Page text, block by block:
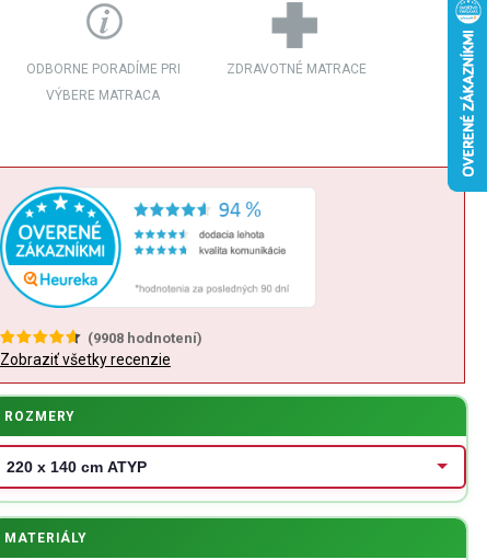
ODBORNE PORADÍME PRI
VÝBERE MATRACA
ZDRAVOTNÉ MATRACE
(9908hodnotení)
Zobraziť všetky recenzie
ROZMERY
MATERIÁLY